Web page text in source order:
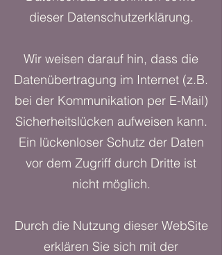
dieser Datenschutzerklärung.
Wir weisen darauf hin, dass die
Datenübertragung im Internet (z.B.
bei der Kommunikation per E-Mail)
Sicherheitslücken aufweisen kann.
Ein lückenloser Schutz der Daten
vor dem Zugriff durch Dritte ist
nicht möglich.
Durch die Nutzung dieser WebSite
erklären Sie sich mit der